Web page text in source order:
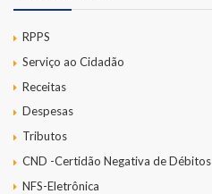
RPPS
Serviço ao Cidadão
Receitas
Despesas
Tributos
CND -Certidão Negativa de Débitos
NFS-Eletrônica